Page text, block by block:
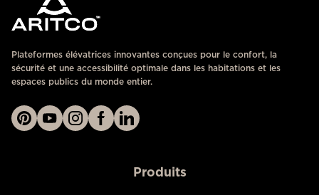
Plateformes élévatrices innovantes conçues pour le confort, la
sécurité et une accessibilité optimale dans les habitations et les
espaces publics du monde entier.
Produits